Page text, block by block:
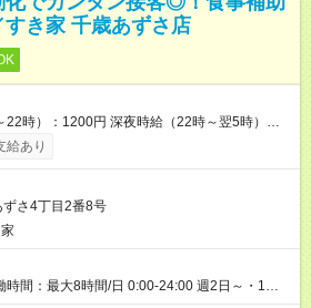
き家 千歳あずさ店
22時）：1200円 深夜時給（22時～翌5時）：
当】早朝手当（5：00-9：
1
なし）ですが、切り上げで一ヶ月とさせてい
制度あり：15時間(研修中も同時給）
給あり
ずさ4丁目2番8号
時間：最大8時間/日 0:00-24:00 週2日～・1日
例＞ 〇朝帯 5:00-9:00 〇昼帯 9:00-14:00 〇午